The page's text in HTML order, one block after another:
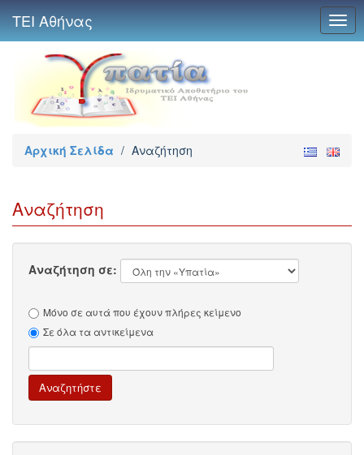
ΤΕΙ Αθήνας
Αρχική Σελίδα / Αναζήτηση
Αναζήτηση
Αναζήτηση σε:
Μόνο σε αυτά που έχουν πλήρες κείμενο
Σε όλα τα αντικείμενα